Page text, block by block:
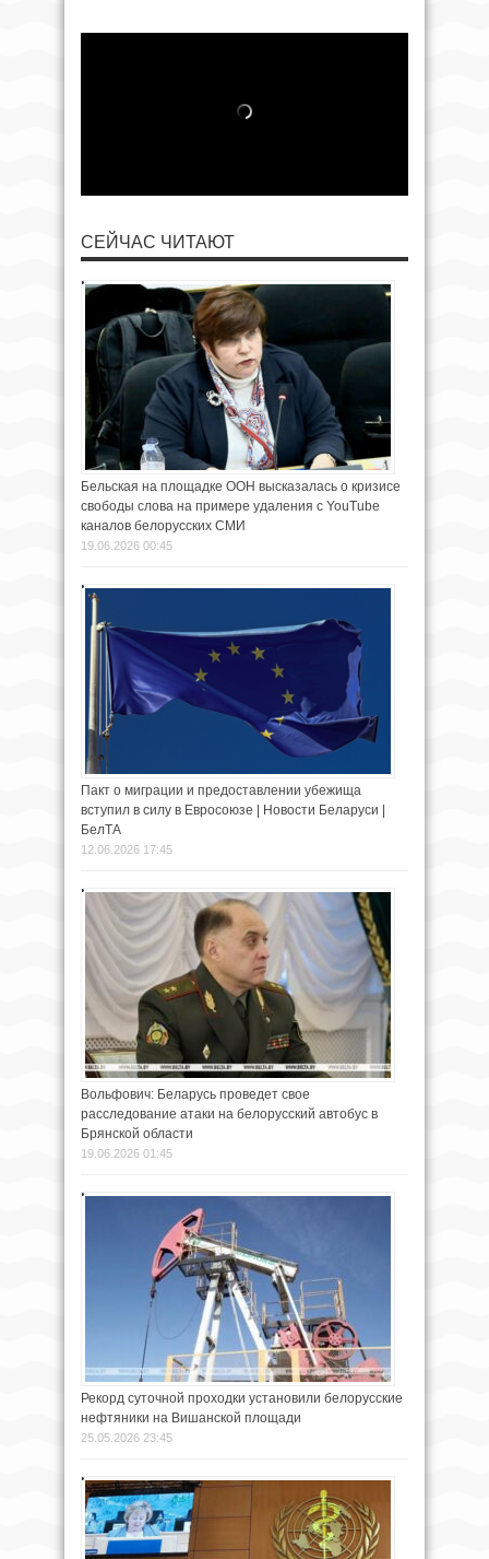
СЕЙЧАС ЧИТАЮТ
Бельская на площадке ООН высказалась о кризисе
свободы слова на примере удаления с YouTube
каналов белорусских СМИ
19.06.2026 00:45
Пакт о миграции и предоставлении убежища
вступил в силу в Евросоюзе | Новости Беларуси |
БелТА
12.06.2026 17:45
Вольфович: Беларусь проведет свое
расследование атаки на белорусский автобус в
Брянской области
19.06.2026 01:45
Рекорд суточной проходки установили белорусские
нефтяники на Вишанской площади
25.05.2026 23:45